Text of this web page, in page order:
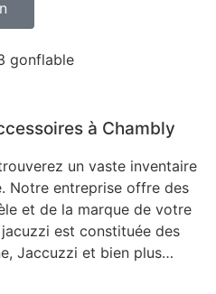
à Chambly
un vaste inventaire
Notre entreprise offre des
et de la marque de votre
est constituée des
Jaccuzzi et bien plus…